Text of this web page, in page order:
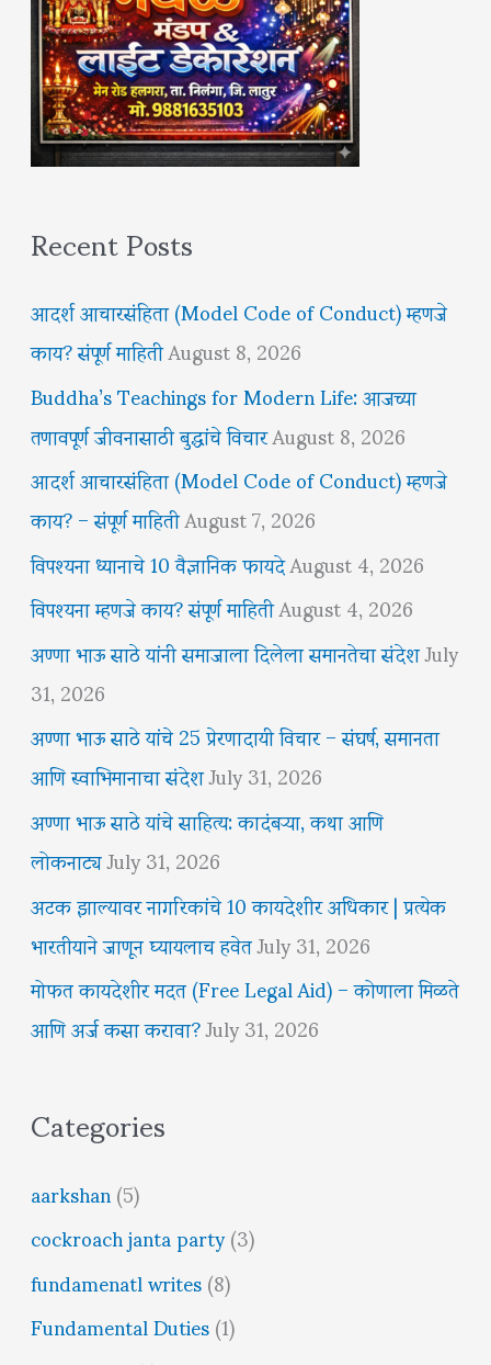
Recent Posts
आदर्श आचारसंहिता (Model Code of Conduct) म्हणजे
काय? संपूर्ण माहितीAugust 8, 2026
Buddha’s Teachings for Modern Life: आजच्या
तणावपूर्ण जीवनासाठी बुद्धांचे विचारAugust 8, 2026
आदर्श आचारसंहिता (Model Code of Conduct) म्हणजे
काय? – संपूर्ण माहितीAugust 7, 2026
विपश्यना ध्यानाचे 10 वैज्ञानिक फायदेAugust 4, 2026
विपश्यना म्हणजे काय? संपूर्ण माहितीAugust 4, 2026
अण्णा भाऊ साठे यांनी समाजाला दिलेला समानतेचा संदेशJuly
31, 2026
अण्णा भाऊ साठे यांचे 25 प्रेरणादायी विचार – संघर्ष, समानता
आणि स्वाभिमानाचा संदेशJuly 31, 2026
अण्णा भाऊ साठे यांचे साहित्य: कादंबऱ्या, कथा आणि
लोकनाट्यJuly 31, 2026
अटक झाल्यावर नागरिकांचे 10 कायदेशीर अधिकार | प्रत्येक
भारतीयाने जाणून घ्यायलाच हवेतJuly 31, 2026
मोफत कायदेशीर मदत (Free Legal Aid) – कोणाला मिळते
आणि अर्ज कसा करावा?July 31, 2026
Categories
aarkshan(5)
cockroach janta party(3)
fundamenatl writes(8)
Fundamental Duties(1)